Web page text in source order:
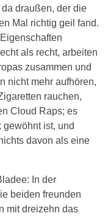
draußen, der die
Mal richtig geil fand.
als recht, arbeiten
zusammen und
nicht mehr aufhören,
rauchen,
Cloud Raps; es
gewöhnt ist, und
davon als eine
In der
beiden freunden
mit dreizehn das